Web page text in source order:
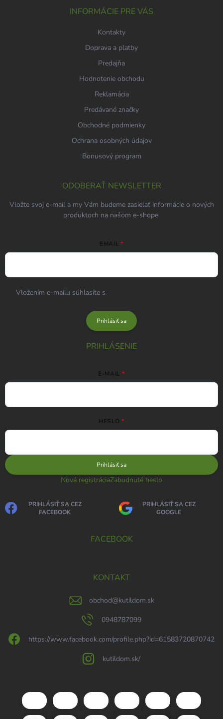
INFORMÁCIE PRE VÁS
Kontakty
Doprava a platby
Predajňa
Hodnotenie obchodu
Reklamácia
Predávané značky
Obchodné podmienky
Ochrana osobných údajov
Bonusový program
ODOBERAŤ NEWSLETTER
Vložte svoj e-mail a my Vám budeme zasielať informácie o nových
produktoch na našom e-shope.
EMAIL
Vložením e-mailu súhlasíte s
Prihlásiť sa
PRIHLÁSENIE
E-MAIL
HESLO
Prihlásiť sa
Nová registráciaZabudnuté heslo
PRIHLÁSIŤ SA CEZ
FACEBOOK
PRIHLÁSIŤ SA CEZ
GOOGLE
FACEBOOK
KONTAKT
obchod@kutildom.sk
0948787099
https://www.facebook.com/profile.php?id=61583720870742
kutildom.sk/